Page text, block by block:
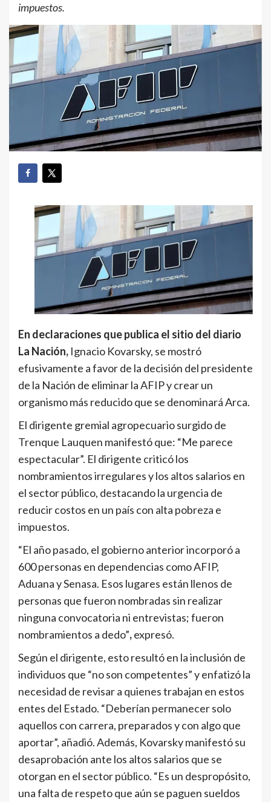
impuestos.
En declaraciones que publica el sitio del diario
La Nación, Ignacio Kovarsky, se mostró
efusivamente a favor de la decisión del presidente
de la Nación de eliminar la AFIP y crear un
organismo más reducido que se denominará Arca.
El dirigente gremial agropecuario surgido de
Trenque Lauquen manifestó que: “Me parece
espectacular”. El dirigente criticó los
nombramientos irregulares y los altos salarios en
el sector público, destacando la urgencia de
reducir costos en un país con alta pobreza e
impuestos.
“El año pasado, el gobierno anterior incorporó a
600 personas en dependencias como AFIP,
Aduana y Senasa. Esos lugares están llenos de
personas que fueron nombradas sin realizar
ninguna convocatoria ni entrevistas; fueron
nombramientos a dedo”,expresó.
Según el dirigente, esto resultó en la inclusión de
individuos que “no son competentes” y enfatizó la
necesidad de revisar a quienes trabajan en estos
entes del Estado. “Deberían permanecer solo
aquellos con carrera, preparados y con algo que
aportar”, añadió. Además, Kovarsky manifestó su
desaprobación ante los altos salarios que se
otorgan en el sector público. “Es un despropósito,
una falta de respeto que aún se paguen sueldos